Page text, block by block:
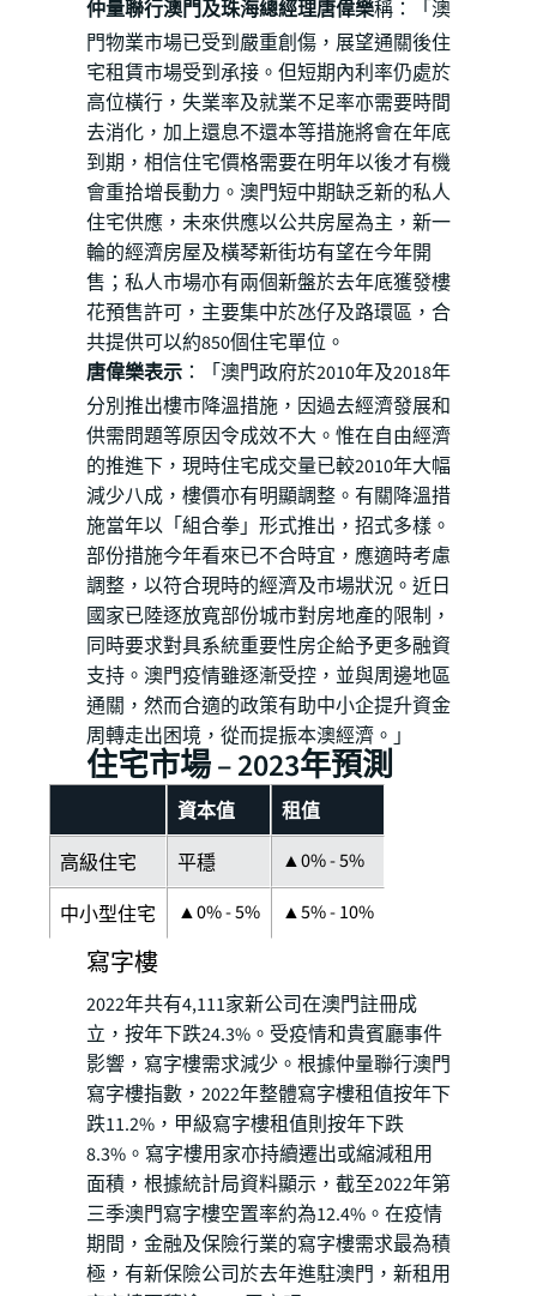
仲量聯行澳門及珠海總經理唐偉樂稱：「澳
門物業市場已受到嚴重創傷，展望通關後住
宅租賃市場受到承接。但短期內利率仍處於
高位橫行，失業率及就業不足率亦需要時間
去消化，加上還息不還本等措施將會在年底
到期，相信住宅價格需要在明年以後才有機
會重拾增長動力。澳門短中期缺乏新的私人
住宅供應，未來供應以公共房屋為主，新一
輪的經濟房屋及橫琴新街坊有望在今年開
售；私人市場亦有兩個新盤於去年底獲發樓
花預售許可，主要集中於氹仔及路環區，合
共提供可以約850個住宅單位。
唐偉樂表示 ：「澳門政府於2010年及2018年
分別推出樓市降溫措施，因過去經濟發展和
供需問題等原因令成效不大。惟在自由經濟
的推進下，現時住宅成交量已較2010年大幅
減少八成，樓價亦有明顯調整。有關降溫措
施當年以「組合拳」形式推出，招式多樣。
部份措施今年看來已不合時宜，應適時考慮
調整，以符合現時的經濟及市場狀況。近日
國家已陸逐放寬部份城市對房地產的限制，
同時要求對具系統重要性房企給予更多融資
支持。澳門疫情雖逐漸受控，並與周邊地區
通關，然而合適的政策有助中小企提升資金
周轉走出困境，從而提振本澳經濟。」
住宅市場 – 2023年預測
資本值
租值
高級住宅
平穩 ▲0% - 5%
中小型住宅 ▲0% - 5% ▲5% - 10%
寫字樓
2022年共有4,111家新公司在澳門註冊成
立，按年下跌24.3%。受疫情和貴賓廳事件
影響，寫字樓需求減少。根據仲量聯行澳門
寫字樓指數，2022年整體寫字樓租值按年下
跌11.2%，甲級寫字樓租值則按年下跌
8.3%。寫字樓用家亦持續遷出或縮減租用
面積，根據統計局資料顯示，截至2022年第
三季澳門寫字樓空置率約為12.4%。在疫情
期間，金融及保險行業的寫字樓需求最為積
極，有新保險公司於去年進駐澳門，新租用